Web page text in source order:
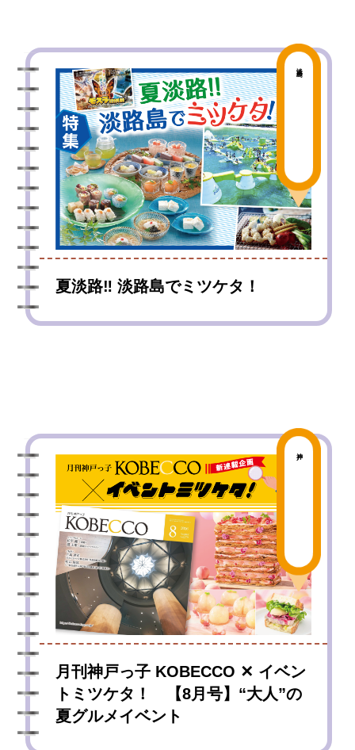
夏淡路‼ 淡路島でミツケタ！
月刊神戸っ子 KOBECCO ✕ イベン
トミツケタ！ 【8月号】“大人”の
夏グルメイベント